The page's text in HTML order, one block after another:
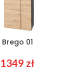
Brego 01
1349 zł